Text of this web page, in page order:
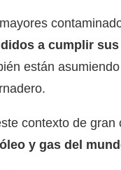
a cumplir
están
contexto de
y gas del